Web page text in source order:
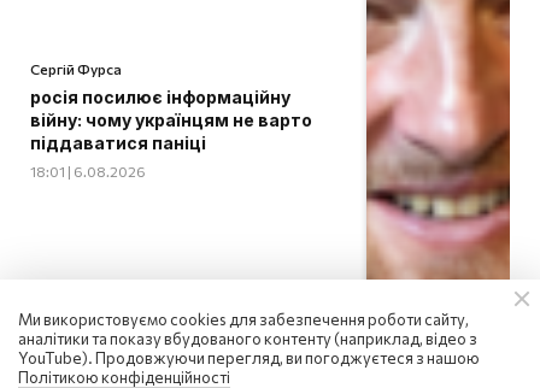
Сергій Фурса
росія посилює інформаційну
війну: чому українцям не варто
піддаватися паніці
18:01 | 6.08.2026
Ми використовуємо cookies для забезпечення роботи сайту,
аналітики та показу вбудованого контенту (наприклад, відео з
YouTube). Продовжуючи перегляд, ви погоджуєтеся з нашою
Політикою конфіденційності